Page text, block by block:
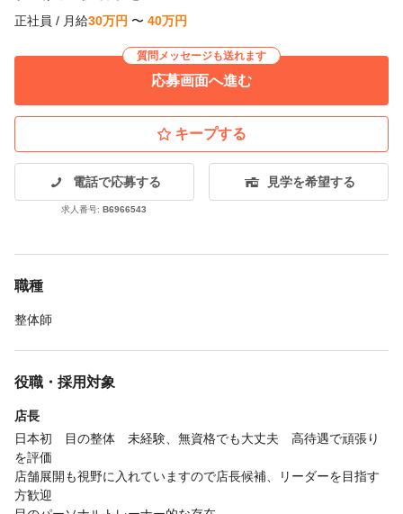
正社員 / 月給30万円 〜 40万円
質問メッセージも送れます
応募画面へ進む
キープする
電話で応募する
求人番号:B6966543
見学を希望する
職種
整体師
役職・採用対象
店長
日本初 目の整体 未経験、無資格でも大丈夫 高待遇で頑張り
を評価
店舗展開も視野に入れていますので店長候補、リーダーを目指す
方歓迎